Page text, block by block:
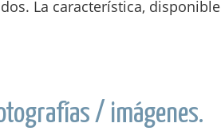
La caracte­rística, disponible
/ imágenes.